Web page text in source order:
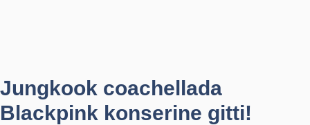
Jungkook coachellada
Blackpink konserine gitti!